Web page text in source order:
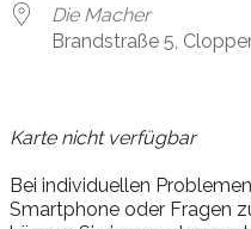
Die Macher
Brandstraße 5,
Karte nicht verfügbar
Bei individuellen Problemen
Smartphone oder Fragen